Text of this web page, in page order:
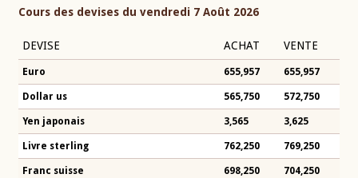
Cours des devises du vendredi 7 Août 2026
DEVISE ACHAT VENTE
Euro 655,957 655,957
Dollar us 565,750 572,750
Yen japonais 3,565 3,625
Livre sterling 762,250 769,250
Franc suisse 698,250 704,250